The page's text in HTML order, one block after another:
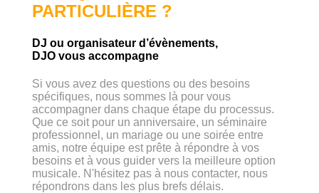
PARTICULIÈRE ?
DJ ou organisateur d’évènements,
DJO vous accompagne
Si vous avez des questions ou des besoins
spécifiques, nous sommes là pour vous
accompagner dans chaque étape du processus.
Que ce soit pour un anniversaire, un séminaire
professionnel, un mariage ou une soirée entre
amis, notre équipe est prête à répondre à vos
besoins et à vous guider vers la meilleure option
musicale. N'hésitez pas à nous contacter, nous
répondrons dans les plus brefs délais.